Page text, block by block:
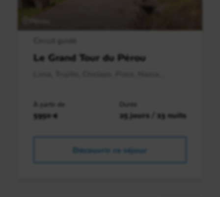
Le Grand Tour du Pérou
À partir de
5950 €
Durée
25 jours / 23 nuits
Découvrir ce séjour